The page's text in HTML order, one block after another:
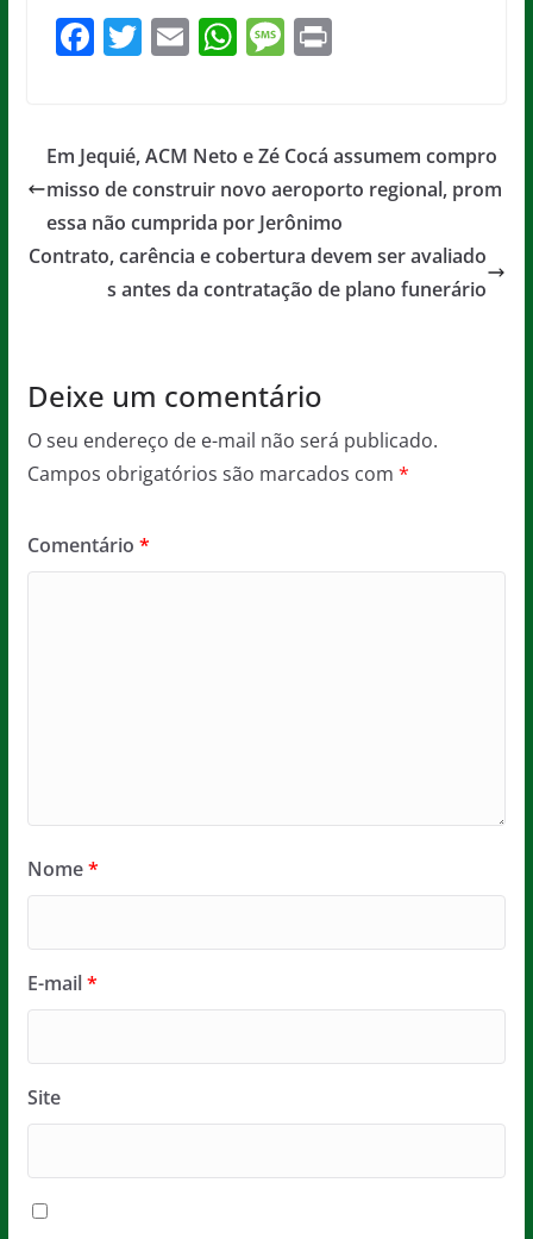
F
e
b
o
o
k
T
er
E
l
W
s
A
p
p
M
a
g
e
Pr
Em Jequié, ACM Neto e Zé Cocá assumem compro
misso de construir novo aeroporto regional, prom
essa não cumprida por Jerônimo
Contrato, carência e cobertura devem ser avaliado
s antes da contratação de plano funerário
Deixe um comentário
O seu endereço de e-mail não será publicado.
Campos obrigatórios são marcados com *
Comentário *
Nome*
E-mail*
Site